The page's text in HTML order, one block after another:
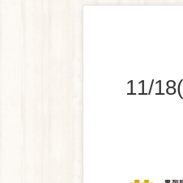
11/18(火)東別院暮らしの朝市 出店のご案内とご予約フォー